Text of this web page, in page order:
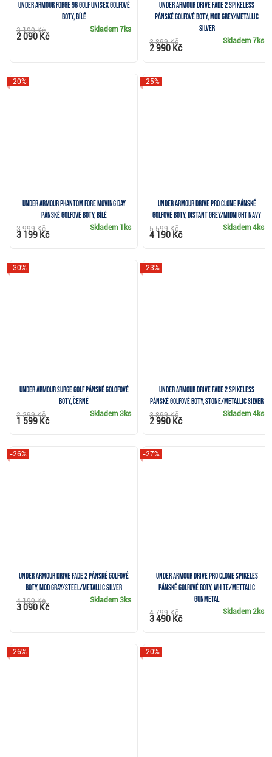
Under Armour Forge 96 Golf unisex golfové
boty, bílé
Skladem7ks
3 199 Kč
2 090 Kč
Under Armour Drive Fade 2 Spikeless
pánské golfové boty, mod grey/metallic
silver
Skladem7ks
3 899 Kč
2 990 Kč
Under Armour Phantom Fore Moving Day
pánské golfové boty, bílé
-20%
Skladem 1ks
3 999 Kč
3 199 Kč
Under Armour Drive Pro Clone pánské
golfové boty, distant grey/midnight navy
-25%
Skladem4ks
5 599 Kč
4 190 Kč
Under Armour Surge Golf pánské golofové
boty, černé
-30%
Skladem3ks
2 299 Kč
1 599 Kč
Under Armour Drive Fade 2 Spikeless
pánské golfové boty, stone/metallic silver
-23%
Skladem4ks
3 899 Kč
2 990 Kč
Under Armour Drive Fade 2 pánské golfové
boty, mod gray/steel/metallic silver
-26%
Skladem3ks
4 199 Kč
3 090 Kč
Under Armour Drive Pro Clone Spikeles
pánské golfové boty, white/mettalic
gunmetal
-27%
Skladem2ks
4 799 Kč
3 490 Kč
-26% -20%